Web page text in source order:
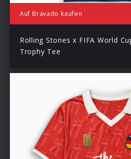
Auf Bravado kaufen
Rolling Stones x FIFA World
Trophy Tee